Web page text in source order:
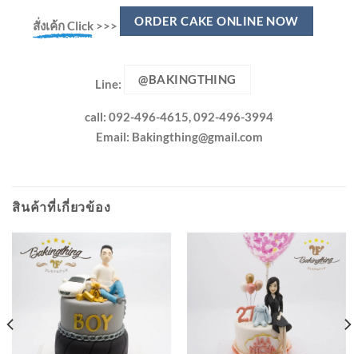
สั่งเค้ก Click>>> ORDER CAKE ONLINE NOW
Line: @BAKINGTHING
call: 092-496-4615, 092-496-3994
Email: Bakingthing@gmail.com
สินค้าที่เกี่ยวข้อง